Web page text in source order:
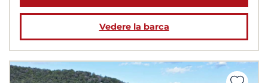
Vedere la barca